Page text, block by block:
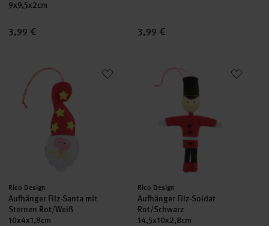
9x9,5x2cm
3,99 € 3,99 €
Aufhänger Filz-Santa mit Sternen Rot/Weiß
Hersteller:
Rico Design
Aufhänger Filz-Santa mit
Sternen Rot/Weiß
10x4x1,8cm
Aufhänger Filz-Soldat Rot/
Hersteller:
Rico Design
Aufhänger Filz-Soldat
Rot/Schwarz
14,5x10x2,8cm